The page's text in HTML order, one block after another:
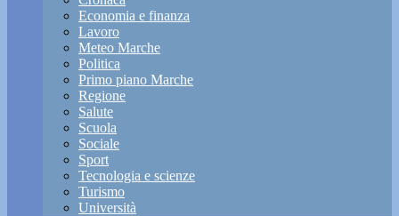
Economia e finanza
Lavoro
Meteo Marche
Politica
Primo piano Marche
Regione
Salute
Scuola
Sociale
Sport
Tecnologia e scienze
Turismo
Università